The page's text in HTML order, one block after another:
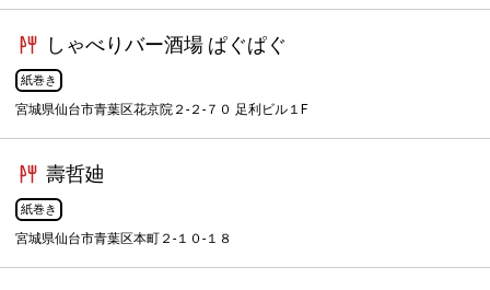
しゃべりバー酒場 ぱぐぱぐ
紙巻き
宮城県仙台市青葉区花京院２-２-７０ 足利ビル１F
壽哲廸
紙巻き
宮城県仙台市青葉区本町２-１０-１８